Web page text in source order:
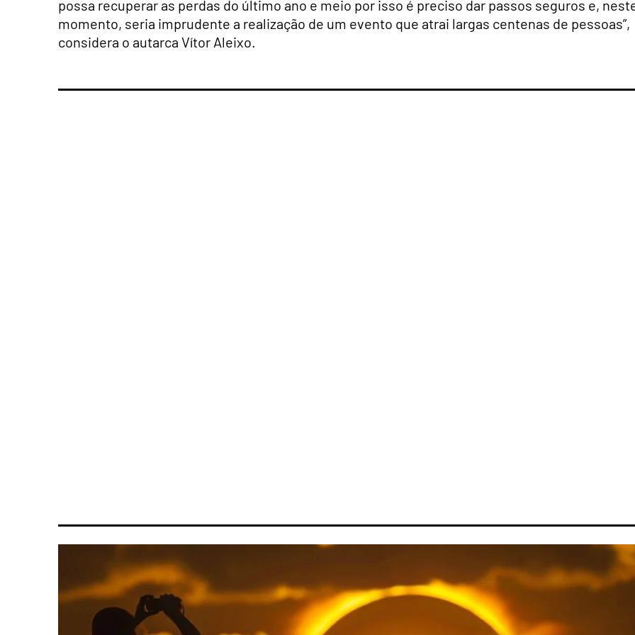
possa recuperar as perdas do último ano e meio por isso é preciso dar passos seguros e,
momento, seria imprudente a realização de um evento que atrai largas centenas de pessoas”,
considera o autarca Vítor Aleixo.